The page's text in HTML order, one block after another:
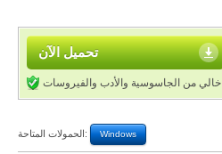
تحميل الآن
خالي من الجاسوسية والأدب والفيروسات
الحمولات المتاحة: Windows